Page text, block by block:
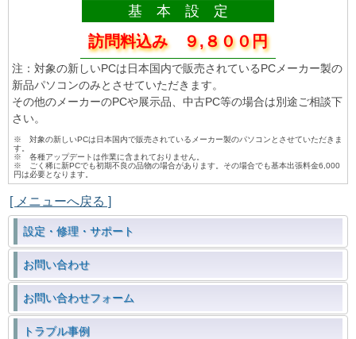
基 本 設 定
訪問料込み ９,８００円
注：対象の新しいPCは日本国内で販売されているPCメーカー製の
新品パソコンのみとさせていただきます。
その他のメーカーのPCや展示品、中古PC等の場合は別途ご相談下
さい。
※ 対象の新しいPCは日本国内で販売されているメーカー製のパソコンとさせていただきま
す。
※ 各種アップデートは作業に含まれておりません。
※ ごく稀に新PCでも初期不良の品物の場合があります。その場合でも基本出張料金6,000
円は必要となります。
[ メニューへ戻る ]
設定・修理・サポート
お問い合わせ
お問い合わせフォーム
トラブル事例